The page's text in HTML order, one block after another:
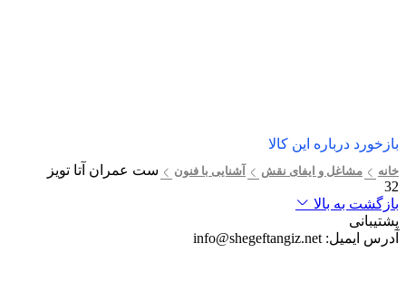
بازخورد درباره این کالا
خانه مشاغل و ایفای نقش آشنایی با فنون
ست عمران آتا تویز
32
بازگشت به بالا
پشتیبانی
آدرس ایمیل: info@shegeftangiz.net